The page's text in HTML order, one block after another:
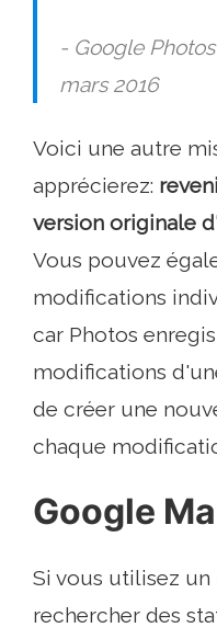
- Google
mars 2016
Voici une autre
apprécierez:
version originale
Vous pouvez
modifications
car Photos
modifications
de créer une
chaque
Google
Si vous utilisez un
rechercher des